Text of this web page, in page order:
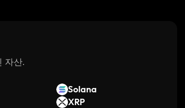
자산.
Solana
XRP